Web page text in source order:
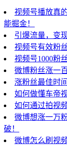
视频号播放真
能掘金！
引爆流量，变
视频号有效粉
视频号1000粉
微博粉丝涨一
涨粉丝最佳时
如何做懂车帝
如何通过拍视
微博想涨一万
破！
微博怎么刷视